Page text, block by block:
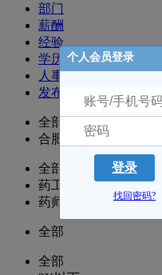
部门
薪酬
经验
学历
人事
发布时间
全部
合肥
全部
药工/药士/营业员/收银
药师/执业药师
全部
全部
个人会员登录
登录
找回密码?